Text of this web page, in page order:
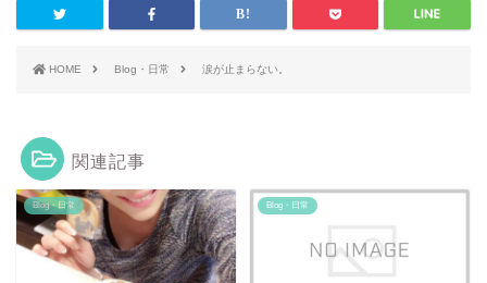
HOME Blog・日常 涙が止まらない。
関連記事
Blog・日常 Blog・日常